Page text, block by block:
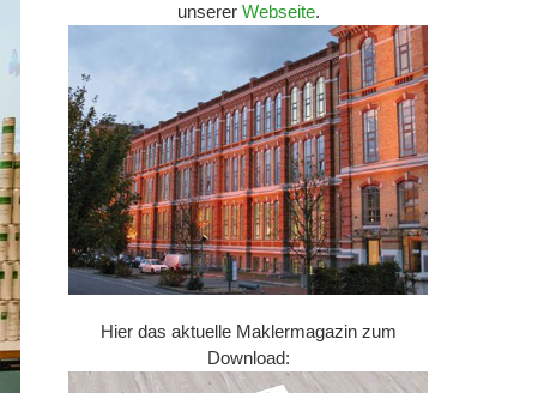
unserer Webseite.
Hier das aktuelle Maklermagazin zum
Download: